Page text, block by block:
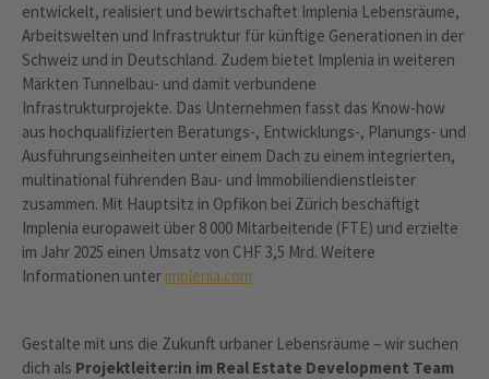
entwickelt, realisiert und bewirtschaftet Implenia Lebensräume,
Arbeitswelten und Infrastruktur für künftige Generationen in der
Schweiz und in Deutschland. Zudem bietet Implenia in weiteren
Märkten Tunnelbau- und damit verbundene
Infrastrukturprojekte. Das Unternehmen fasst das Know-how
aus hochqualifizierten Beratungs-, Entwicklungs-, Planungs- und
Ausführungseinheiten unter einem Dach zu einem integrierten,
multinational führenden Bau- und Immobiliendienstleister
zusammen. Mit Hauptsitz in Opfikon bei Zürich beschäftigt
Implenia europaweit über 8 000 Mitarbeitende (FTE) und erzielte
im Jahr 2025 einen Umsatz von CHF 3,5 Mrd. Weitere
Informationen unter implenia.com
Gestalte mit uns die Zukunft urbaner Lebensräume – wir suchen
dich als Projektleiter:in im Real Estate Development Team